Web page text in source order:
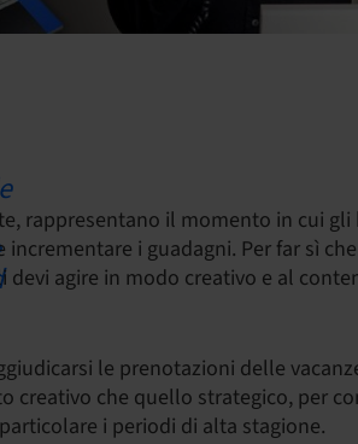
rappresentano il momento in cui
i guadagni. Per far sì
agire in modo creativo e al
le prenotazioni delle
creativo che quello strategico, per
i periodi di alta stagione.